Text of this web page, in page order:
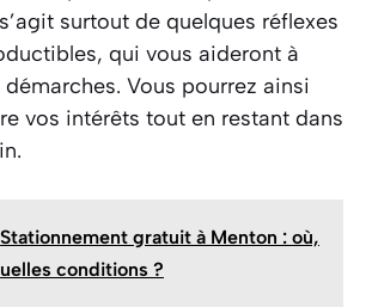
surtout de quelques réflexes
qui vous aideront à
Vous pourrez ainsi
vos intérêts tout en restant dans
Stationnement gratuit à Menton : où,
conditions ?